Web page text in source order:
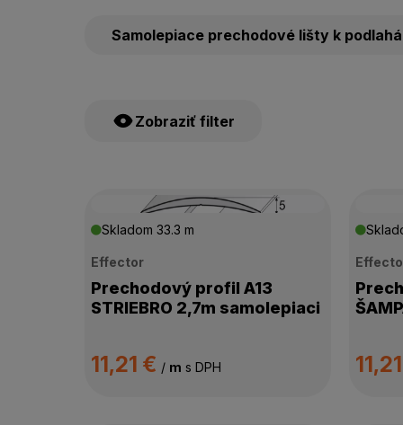
Samolepiace prechodové lišty k
Zobraziť filter
VÝROBCA
DOSTUPNOSŤ
Skladom33.3 m
Effector
Prechodový profil A13
STRIEBRO 2,7m samolepiaci
11,21 € / m s DPH